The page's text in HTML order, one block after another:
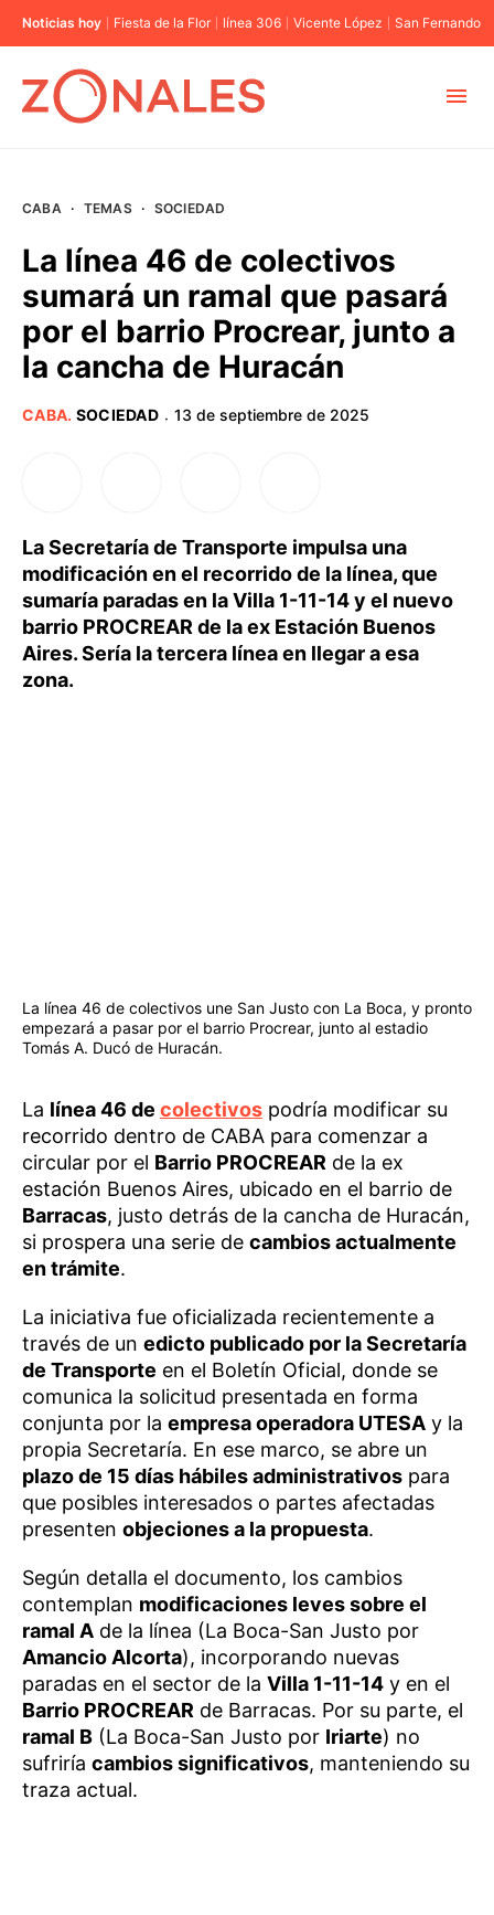
Noticias hoy Fiesta de la Flor línea 306 Vicente López San Fernando
BUENOS AIRES
PROVINCIAS
CABA · TEMAS · SOCIEDAD
La línea 46 de colectivos
sumará un ramal que pasará
por el barrio Procrear, junto a
la cancha de Huracán
CABA. SOCIEDAD · 13 de septiembre de 2025
La Secretaría de Transporte impulsa una
modificación en el recorrido de la línea, que
sumaría paradas en la Villa 1-11-14 y el nuevo
barrio PROCREAR de la ex Estación Buenos
Aires. Sería la tercera línea en llegar a esa
zona.
La línea 46 de colectivos une San Justo con La Boca, y pronto
empezará a pasar por el barrio Procrear, junto al estadio
Tomás A. Ducó de Huracán.
La línea 46 de colectivos podría modificar su
recorrido dentro de CABA para comenzar a
circular por el Barrio PROCREAR de la ex
estación Buenos Aires, ubicado en el barrio de
Barracas, justo detrás de la cancha de Huracán,
si prospera una serie de cambios actualmente
en trámite.
La iniciativa fue oficializada recientemente a
través de un edicto publicado por la Secretaría
de Transporte en el Boletín Oficial, donde se
comunica la solicitud presentada en forma
conjunta por la empresa operadora UTESA y la
propia Secretaría. En ese marco, se abre un
plazo de 15 días hábiles administrativos para
que posibles interesados o partes afectadas
presenten objeciones a la propuesta.
Según detalla el documento, los cambios
contemplan modificaciones leves sobre el
ramal A de la línea (La Boca-San Justo por
Amancio Alcorta), incorporando nuevas
paradas en el sector de la Villa 1-11-14 y en el
Barrio PROCREAR de Barracas. Por su parte, el
ramal B (La Boca-San Justo por Iriarte) no
sufriría cambios significativos, manteniendo su
traza actual.